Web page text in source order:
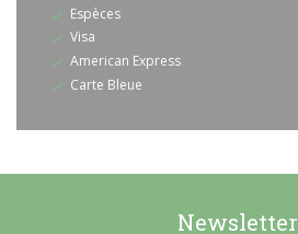
Espèces
Visa
American Express
Carte Bleue
Newsletter